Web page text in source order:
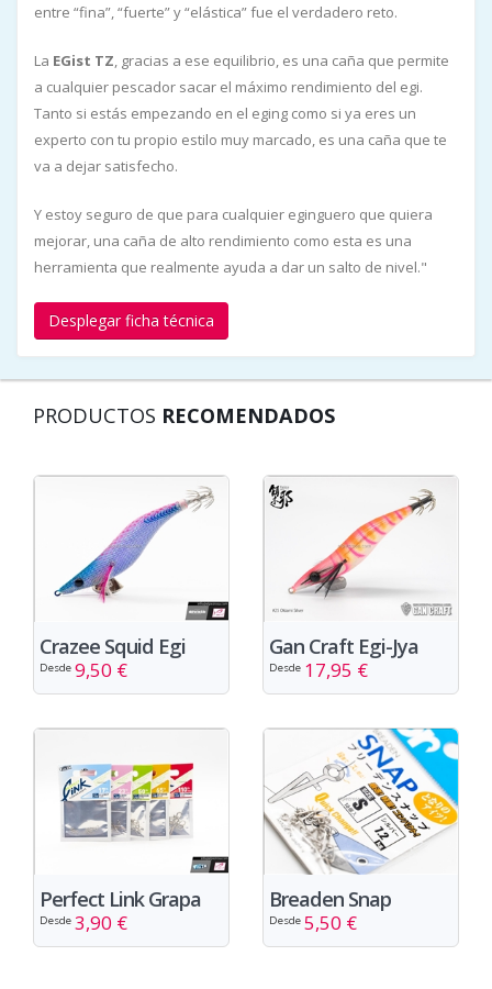
entre “fina”, “fuerte” y “elástica” fue el verdadero reto.
La EGist TZ, gracias a ese equilibrio, es una caña que permite
a cualquier pescador sacar el máximo rendimiento del egi.
Tanto si estás empezando en el eging como si ya eres un
experto con tu propio estilo muy marcado, es una caña que te
va a dejar satisfecho.
Y estoy seguro de que para cualquier eginguero que quiera
mejorar, una caña de alto rendimiento como esta es una
herramienta que realmente ayuda a dar un salto de nivel."
Desplegar ficha técnica
PRODUCTOS RECOMENDADOS
Crazee Squid Egi
Desde 9,50 €
Gan Craft Egi-Jya
Desde 17,95 €
Perfect Link Grapa
Desde 3,90 €
Breaden Snap
Desde 5,50 €